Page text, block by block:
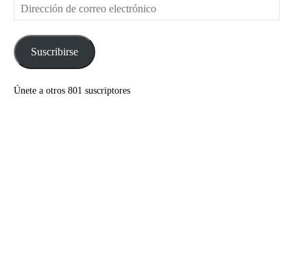
Dirección
de
electrónicoSuscribirse
Únete a otros 801 suscriptores